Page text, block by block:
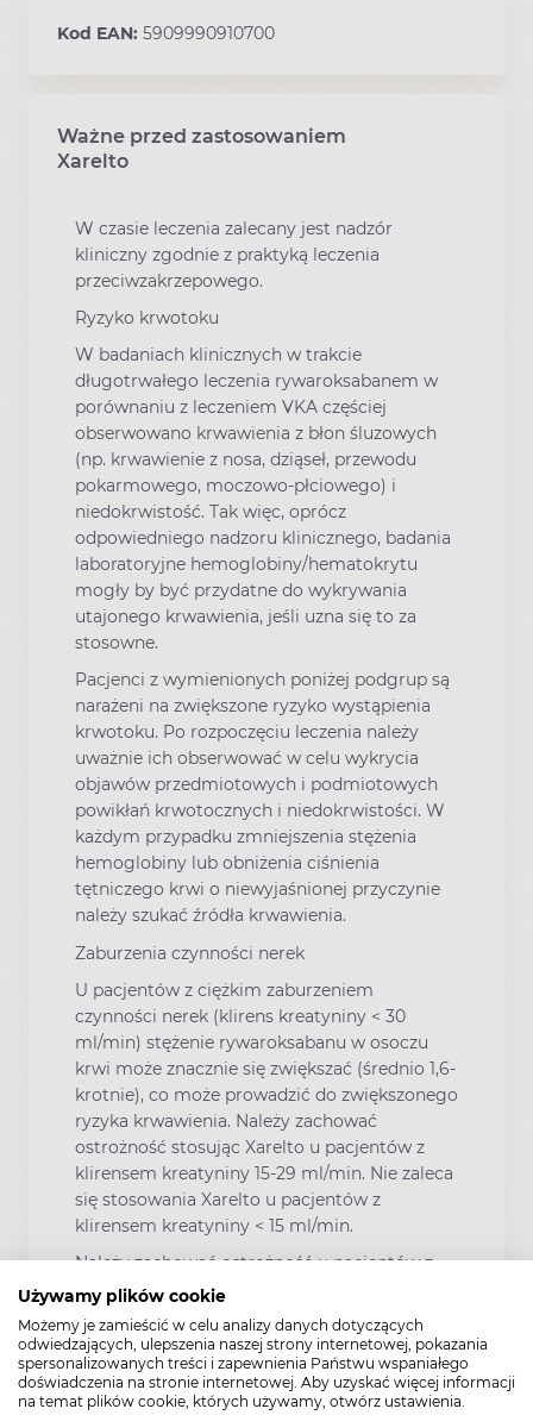
Używamy plików cookie
Możemy je zamieścić w celu analizy danych dotyczących
odwiedzających, ulepszenia naszej strony internetowej, pokazania
spersonalizowanych treści i zapewnienia Państwu wspaniałego
doświadczenia na stronie internetowej. Aby uzyskać więcej informacji
na temat plików cookie, których używamy, otwórz ustawienia.
Kod EAN: 5909990910700
Ważne przed zastosowaniem
Ostrzeżenia dotyczące stosowania leku
Xarelto
W czasie leczenia zalecany jest nadzór
kliniczny zgodnie z praktyką leczenia
przeciwzakrzepowego.
Ryzyko krwotoku
W badaniach klinicznych w trakcie
długotrwałego leczenia rywaroksabanem w
porównaniu z leczeniem VKA częściej
obserwowano krwawienia z błon śluzowych
(np. krwawienie z nosa, dziąseł, przewodu
pokarmowego, moczowo-płciowego) i
niedokrwistość. Tak więc, oprócz
odpowiedniego nadzoru klinicznego, badania
laboratoryjne hemoglobiny/hematokrytu
mogły by być przydatne do wykrywania
utajonego krwawienia, jeśli uzna się to za
stosowne.
Pacjenci z wymienionych poniżej podgrup są
narażeni na zwiększone ryzyko wystąpienia
krwotoku. Po rozpoczęciu leczenia należy
uważnie ich obserwować w celu wykrycia
objawów przedmiotowych i podmiotowych
powikłań krwotocznych i niedokrwistości. W
każdym przypadku zmniejszenia stężenia
hemoglobiny lub obniżenia ciśnienia
tętniczego krwi o niewyjaśnionej przyczynie
należy szukać źródła krwawienia.
Zaburzenia czynności nerek
U pacjentów z ciężkim zaburzeniem
czynności nerek (klirens kreatyniny < 30
ml/min) stężenie rywaroksabanu w osoczu
krwi może znacznie się zwiększać (średnio 1,6-
krotnie), co może prowadzić do zwiększonego
ryzyka krwawienia. Należy zachować
ostrożność stosując Xarelto u pacjentów z
klirensem kreatyniny 15-29 ml/min. Nie zaleca
się stosowania Xarelto u pacjentów z
klirensem kreatyniny < 15 ml/min.
Należy zachować ostrożność u pacjentów z
zaburzeniem czynności nerek stosujących
jednocześnie produkty lecznicze, które są
silnymi inhibitorami CYP3A4 (np.
klarytromycyna, telitromycyna), gdyż
modelowanie PK wykazało zwiększenie